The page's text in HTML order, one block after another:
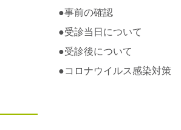
●事前の確認
●受診当日について
●受診後について
●コロナウイルス感染対策